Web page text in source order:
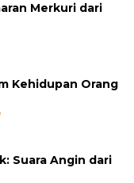
Merkuri dari
Kehidupan Orang
Suara Angin dari